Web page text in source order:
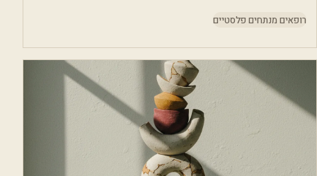
רופאים מנתחים פלסטיים